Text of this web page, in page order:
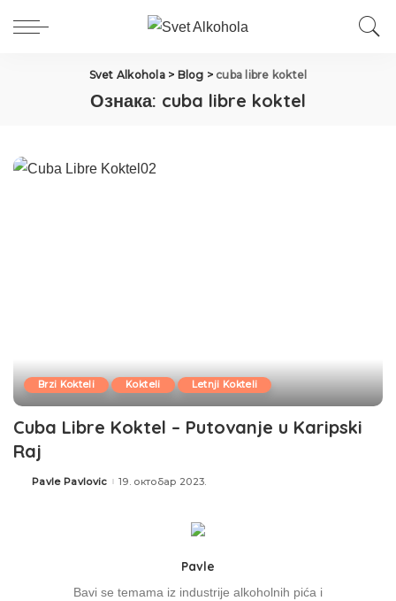
Svet Alkohola> Blog > cuba libre koktel
Ознака: cuba libre koktel
Brzi Kokteli Kokteli Letnji Kokteli
Cuba Libre Koktel – Putovanje u Karipski
Raj
Pavle Pavlovic 19. октобар 2023.
Pavle
Bavi se temama iz industrije alkoholnih pića i